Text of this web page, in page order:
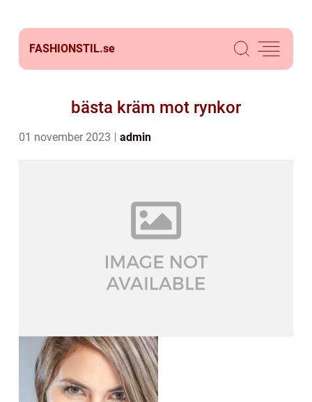
FASHIONSTIL.se
bästa kräm mot rynkor
01 november 2023 admin